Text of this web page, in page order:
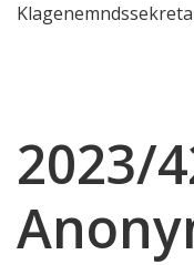
2023/